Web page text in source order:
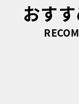
おす